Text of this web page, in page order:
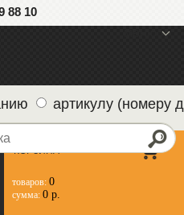
88 10
КОРЗИНА
товаров: 0
сумма: 0 р.
артикулу (номеру